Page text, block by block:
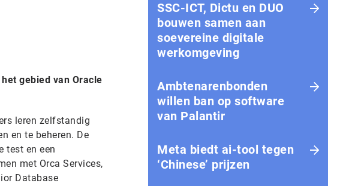
gebied van Oracle
leren zelfstandig
en te beheren. De
test en een
met Orca Services,
Database
SSC-ICT, Dictu en DUO
bouwen samen aan
soevereine digitale
werkomgeving
Ambtenarenbonden
willen ban op software
van Palantir
Meta biedt ai-tool tegen
‘Chinese’ prijzen